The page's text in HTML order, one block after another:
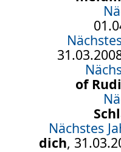
of
Nächstes
dich,